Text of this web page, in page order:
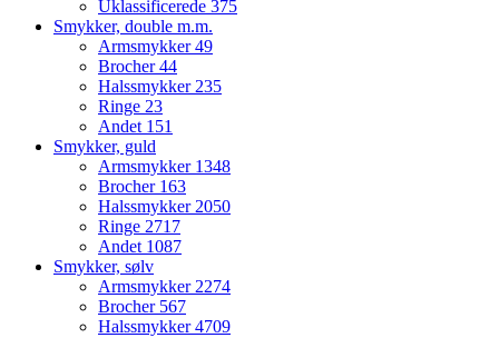
Uklassificerede 375
Smykker, double m.m.
Armsmykker49
Brocher44
Halssmykker235
Ringe 23
Andet 151
Smykker, guld
Armsmykker 1348
Brocher 163
Halssmykker2050
Ringe 2717
Andet 1087
Smykker, sølv
Armsmykker2274
Brocher 567
Halssmykker4709